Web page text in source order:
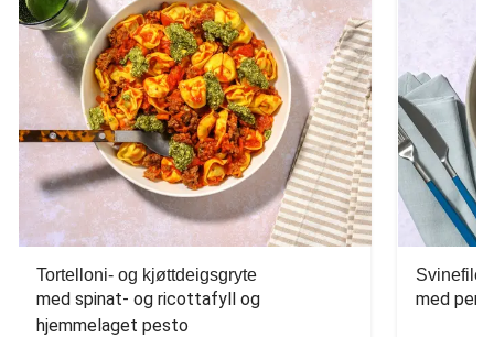
Tortelloni- og kjøttdeigsgryte
med spinat- og ricottafyll og
hjemmelaget pesto
Svinefilet
med